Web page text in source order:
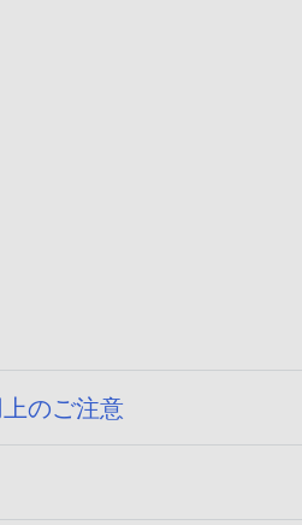
のご注意